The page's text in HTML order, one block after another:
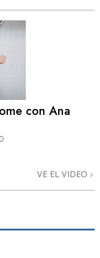
con Ana
VE EL VIDEO